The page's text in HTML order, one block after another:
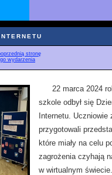
stronę
wydarzenia
22 marca 2024
szkole odbył się
Internetu.
przygotowali
które miały na celu
zagrożenia czyhają
w wirtualnym